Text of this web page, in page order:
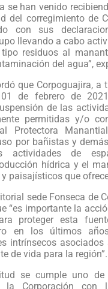
se han venido
del corregimiento de
con sus
llevando a cabo
residuos al
del agua”,
que Corpoguajira, a
de febrero de
de las
permitidas y/o
Protectora
por bañistas y
de
hídrica y el
paisajísticos que
sede Fonseca de
“es importante la
proteger esta
en los últimos
intrínsecos asociados
de vida para la región”.
se cumple uno de
la Corporación con